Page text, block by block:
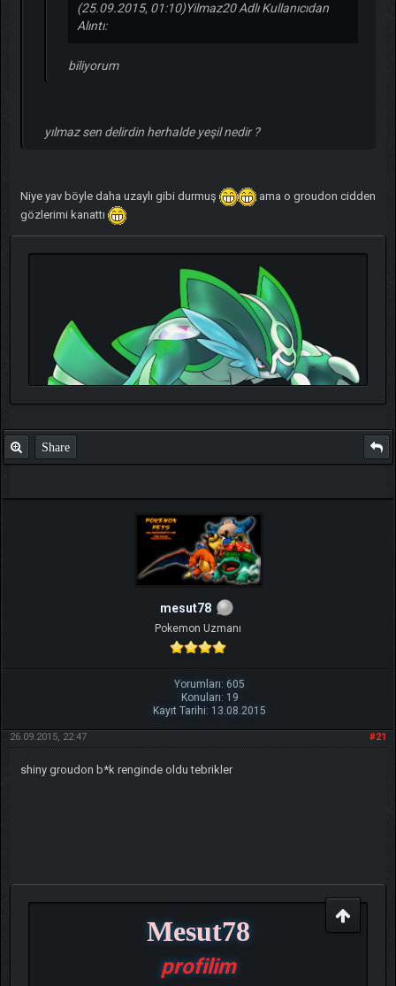
(25.09.2015, 01:10)Yilmaz20 Adlı Kullanıcıdan
Alıntı:
biliyorum
yılmaz sen delirdin herhalde yeşil nedir ?
Niye yav böyle daha uzaylı gibi durmuş
ama o groudon cidden
gözlerimi kanattı
Benim ve diğer eğitmenlerin taktikleri için
Share
mesut78
Pokemon Uzmanı
Yorumları: 605
Konuları: 19
Kayıt Tarihi: 13.08.2015
#21
26.09.2015, 22:47
shiny groudon b*k renginde oldu tebrikler
Mesut78
profilim